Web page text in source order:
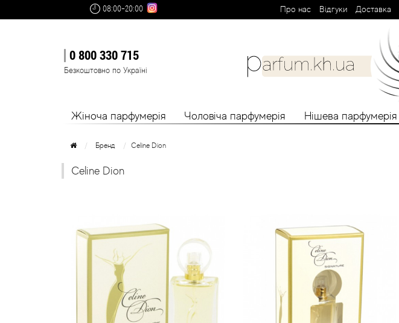
08:00-20:00 Про нас Вiдгуки Доставка
0 800 330 715
Безкоштовно по Україні
Жіноча парфумерія Чоловіча парфумерія Нішева парфумерія
Бренд Celine Dion
Celine Dion